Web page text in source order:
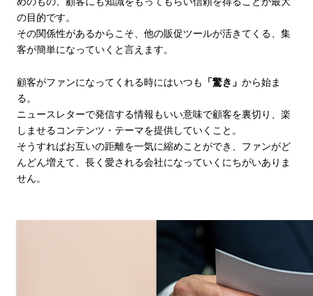
の目的です。
その関係性があるからこそ、他の販促ツールが活きてくる、集
客が簡単になっていくと言えます。
顧客がファンになってくれる時にはいつも 「驚き」 から始ま
る。
ニュースレターで発信する情報もいい意味で顧客を裏切り、楽
しませるコンテンツ・テーマを提供していくこと。
そうすればお互いの距離を一気に縮めことができ、ファンがど
んどん増えて、長く愛される会社になっていくにちがいありま
せん。